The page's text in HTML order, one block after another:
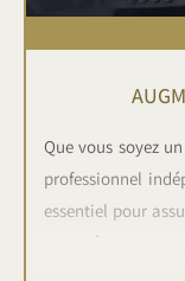
Que vous soyez
professionnel
essentiel pour
activité.